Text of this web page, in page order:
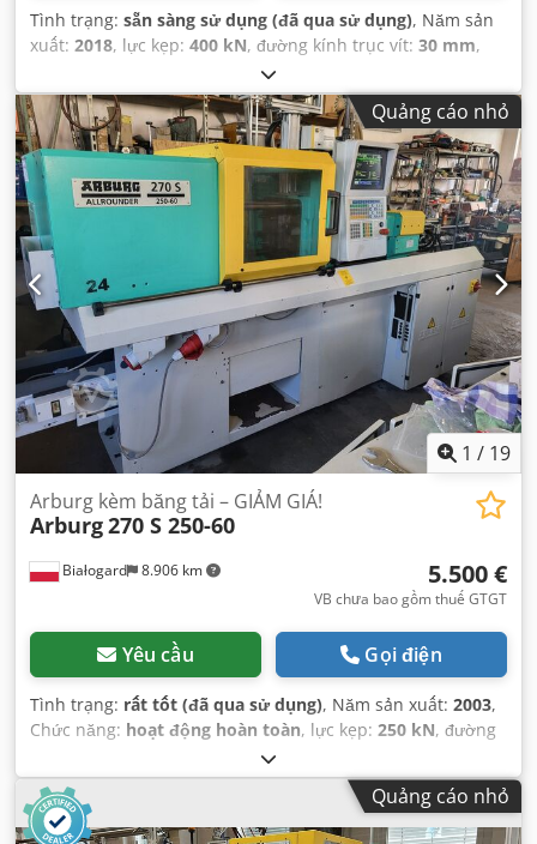
Tình trạng: sẵn sàng sử dụng (đã qua sử dụng), Năm sản
xuất: 2018, lực kẹp: 400 kN, đường kính trục vít: 30 mm,
Quảng cáo nhỏ
1 / 19
Białogard 8.906 km
Arburg kèm băng tải – GIẢM GIÁ!
Arburg270 S 250-60
5.500 €
VB chưa bao gồm thuế GTGT
Yêu cầu Gọi điện
Tình trạng: rất tốt (đã qua sử dụng), Năm sản xuất: 2003,
Chức năng: hoạt động hoàn toàn, lực kẹp: 250 kN, đường
, khoảng cách giữa các cột:
dung tích xi lanh:39 cm³, trọng lượng phun:36 g, chiều
cao khuôn (tối thiểu):
, công suất: 10,2 kW (13,87
mã lực),
Quảng cáo nhỏ